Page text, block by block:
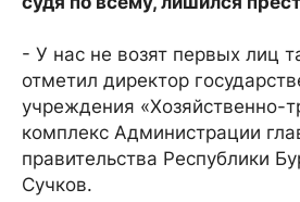
- У нас не возят первых лиц
отметил директор
учреждения «Хозяйственно-
комплекс Администрации
правительства Республики
Сучков.